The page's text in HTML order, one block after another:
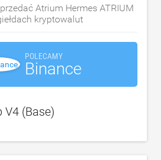
Atrium Hermes ATRIUM
kryptowalut
POLECAMY
Binance
V4 (Base)